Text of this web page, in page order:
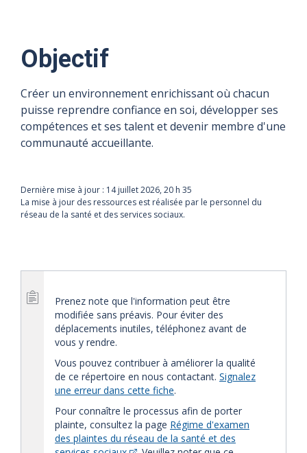
Objectif
Créer un environnement enrichissant où chacun
puisse reprendre confiance en soi, développer ses
compétences et ses talent et devenir membre d'une
communauté accueillante.
Dernière mise à jour : 14 juillet 2026, 20 h 35
La mise à jour des ressources est réalisée par le personnel du
réseau de la santé et des services sociaux.
Prenez note que l'information peut être
modifiée sans préavis. Pour éviter des
déplacements inutiles, téléphonez avant de
vous y rendre.
Vous pouvez contribuer à améliorer la qualité
de ce répertoire en nous contactant. Signalez
une erreur dans cette fiche.
Pour connaître le processus afin de porter
plainte, consultez la page Régime d'examen
des plaintes du réseau de la santé et des